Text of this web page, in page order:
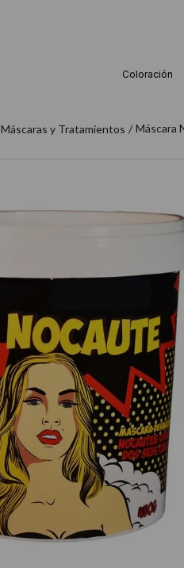
Coloración
Máscaras y Tratamientos Máscara
loreal
9
protector